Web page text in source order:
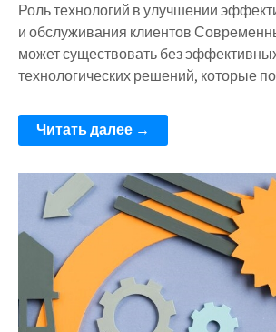
Роль технологий в улучшении
и обслуживания клиентов
может существовать без
технологических решений, которые
Читать далее →